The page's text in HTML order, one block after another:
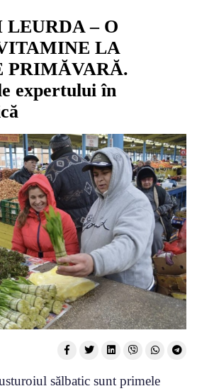
– O
LA
PRIMĂVARĂ.
expertului în
sălbatic sunt primele